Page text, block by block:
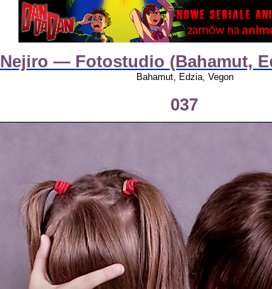
Nejiro — Fotostudio (Bahamut,
Bahamut, Edzia, Vegon
037